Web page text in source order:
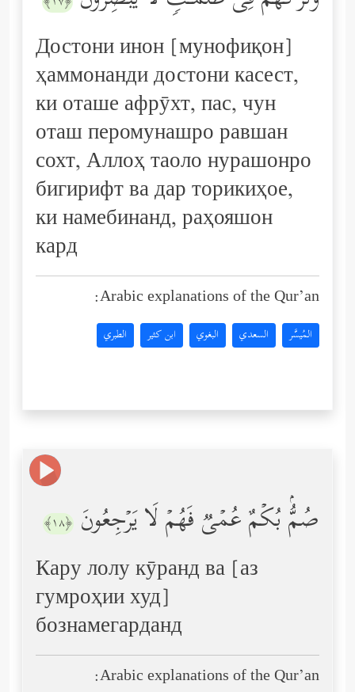
Достони инон [мунофиқон]
ҳаммонанди достони касест,
ки оташе афрӯхт, пас, чун
оташ перомунашро равшан
сохт, Аллоҳ таоло нурашонро
бигирифт ва дар торикиҳое,
ки намебинанд, раҳояшон
кард
Arabic explanations of the Qur’an:
المُيسَّر السعدي البغوي ابن كثير الطبري
صُمُّۢ بُكۡمٌ عُمۡیࣱ فَهُمۡ لَا یَرۡجِعُونَ ﴿١٨﴾
Кару лолу кӯранд ва [аз
гумроҳии худ]
бознамегарданд
Arabic explanations of the Qur’an: